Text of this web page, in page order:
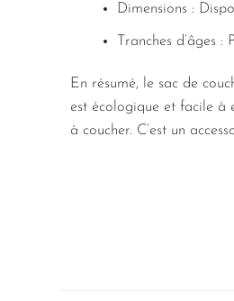
Dimensions :
Tranches d’âges
En résumé, le sac de
est écologique et facile à
à coucher. C’est un